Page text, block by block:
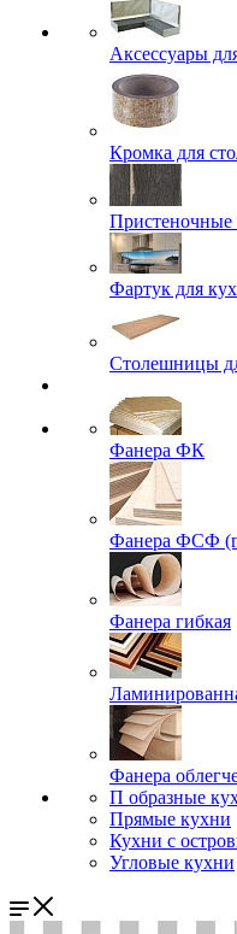
Аксессуары
Кромка для
Пристеночные
Фартук для
Столешницы
Фанера ФК
Фанера ФСФ
Фанера гибкая
Фанера
П образные
Прямые кухни
Кухни с
Угловые кухни